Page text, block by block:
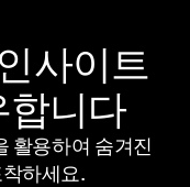
사이트
합니다
활용하여 숨겨진
하세요.